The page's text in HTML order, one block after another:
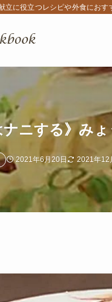
立に役立つレシピや外食におす
ナニする》み
2021年6月20日 2021年12